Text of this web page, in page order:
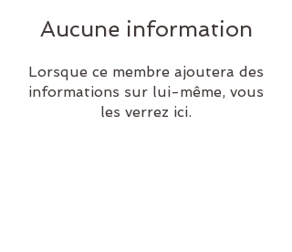
Aucune information
Lorsque ce membre ajoutera des
informations sur lui-même, vous
les verrez ici.